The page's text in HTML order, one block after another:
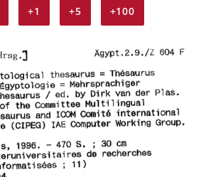
+1 +5 +100